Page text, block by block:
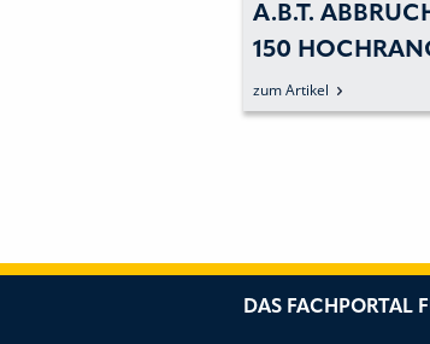
A.B.T.
150
AUS DER
GRATULIEREN
zum Artikel
DAS FACHPORTAL